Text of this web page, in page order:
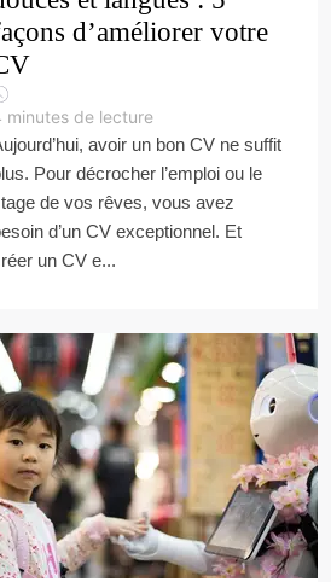
d’améliorer votre
minutes de lecture
avoir un bon CV ne suffit
Pour décrocher l’emploi ou le
de vos rêves, vous avez
d’un CV exceptionnel. Et
un CV e...